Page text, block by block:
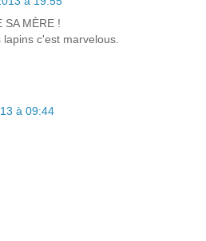
SA MÈRE !
c'est marvelous.
à 09:44